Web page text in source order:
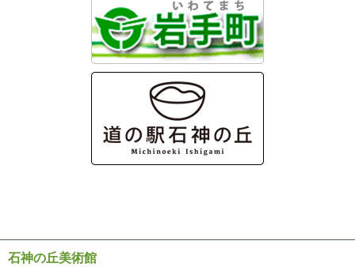
石神の丘美術館